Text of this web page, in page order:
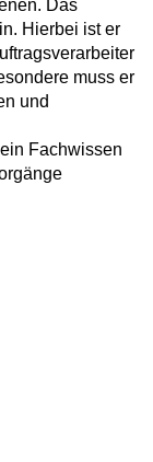
Das
Hierbei ist er
muss er
und
Fachwissen